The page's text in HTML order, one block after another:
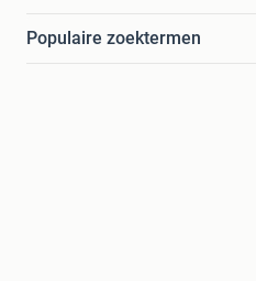
Populaire zoektermen